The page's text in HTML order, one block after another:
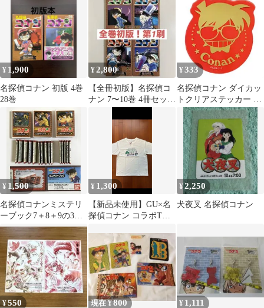
デー付録
¥ 1,900
名探偵コナン 初版 4巻
28巻
¥2,800
【全冊初版】名探偵コ
ナン 7〜10巻 4冊セット
¥ 333
名探偵コナン ダイカッ
トクリアステッカー 江
戸川コナン
¥ 1,500
名探偵コナンミステリ
ーブック7＋8＋9の3巻
セット完品ミニブック
付1996当時物
¥ 1,300
【新品未使用】GU×名
探偵コナン コラボTシ
白Mサイズ
¥2,250
犬夜叉 名探偵コナン
¥550 現在 ¥800 ¥ 1,111